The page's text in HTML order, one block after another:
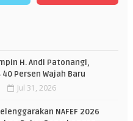
H. Andi Patonangi,
Persen Wajah Baru
Jul 31, 2026
NAFEF 2026